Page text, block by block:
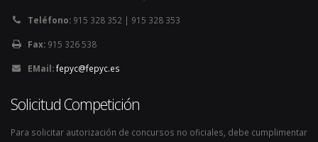
Teléfono: 915 328 352 | 915 328 353
Fax: 915 326 538
EMail:fepyc@fepyc.es
Solicitud Competición
Para solicitar autorización de concursos no oficiales, debe cumplimentar